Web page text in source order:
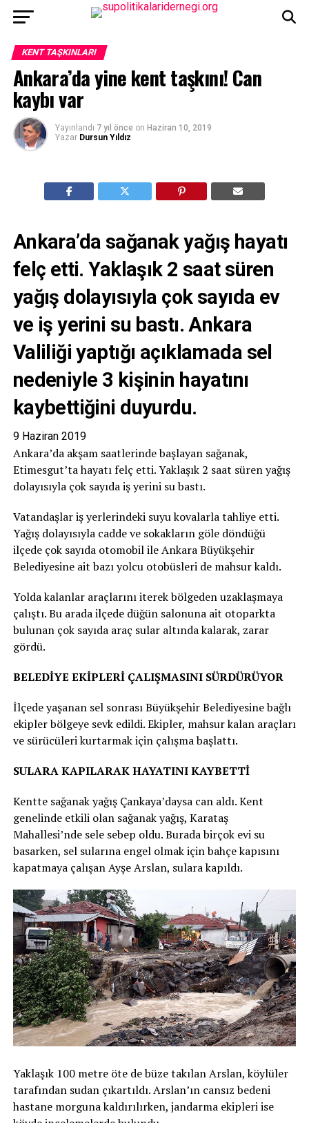
KENT TAŞKINLARI
Ankara’da yine kent taşkını! Can
kaybı var
Yayınlandı 7 yıl önce on Haziran 10, 2019
Yazar Dursun Yıldız
Ankara’da sağanak yağış hayatı
felç etti. Yaklaşık 2 saat süren
yağış dolayısıyla çok sayıda ev
ve iş yerini su bastı. Ankara
Valiliği yaptığı açıklamada sel
nedeniyle 3 kişinin hayatını
kaybettiğini duyurdu.
9 Haziran 2019
Ankara’da akşam saatlerinde başlayan sağanak,
Etimesgut’ta hayatı felç etti. Yaklaşık 2 saat süren yağış
dolayısıyla çok sayıda iş yerini su bastı.
Vatandaşlar iş yerlerindeki suyu kovalarla tahliye etti.
Yağış dolayısıyla cadde ve sokakların göle döndüğü
ilçede çok sayıda otomobil ile Ankara Büyükşehir
Belediyesine ait bazı yolcu otobüsleri de mahsur kaldı.
Yolda kalanlar araçlarını iterek bölgeden uzaklaşmaya
çalıştı. Bu arada ilçede düğün salonuna ait otoparkta
bulunan çok sayıda araç sular altında kalarak, zarar
gördü.
BELEDİYE EKİPLERİ ÇALIŞMASINI SÜRDÜRÜYOR
İlçede yaşanan sel sonrası Büyükşehir Belediyesine bağlı
ekipler bölgeye sevk edildi. Ekipler, mahsur kalan araçları
ve sürücüleri kurtarmak için çalışma başlattı.
SULARA KAPILARAK HAYATINI KAYBETTİ
Kentte sağanak yağış Çankaya’daysa can aldı. Kent
genelinde etkili olan sağanak yağış, Karataş
Mahallesi’nde sele sebep oldu. Burada birçok evi su
basarken, sel sularına engel olmak için bahçe kapısını
kapatmaya çalışan Ayşe Arslan, sulara kapıldı.
Yaklaşık 100 metre öte de büze takılan Arslan, köylüler
tarafından sudan çıkartıldı. Arslan’ın cansız bedeni
hastane morguna kaldırılırken, jandarma ekipleri ise